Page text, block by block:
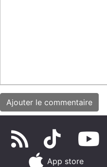
App store